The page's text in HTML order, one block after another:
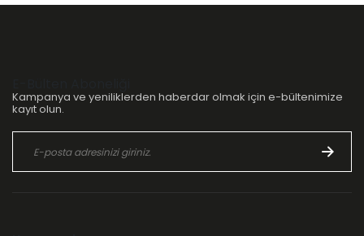
Kampanya ve yeniliklerden haberdar olmak için e-bültenimize
kayıt olun.